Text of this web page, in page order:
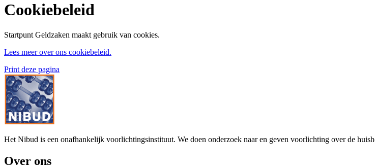
Cookiebeleid
Startpunt Geldzaken maakt gebruik van cookies.
Lees meer over ons cookiebeleid.
Print deze pagina
Het Nibud is een onafhankelijk voorlichtingsinstituut. We doen onderzoek naar en geven voorlichting over de
Over ons